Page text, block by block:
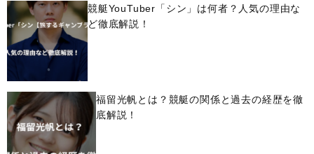
競艇YouTuber「シン」は何者？人気の理由な
ど徹底解説！
福留光帆とは？競艇の関係と過去の経歴を徹
底解説！